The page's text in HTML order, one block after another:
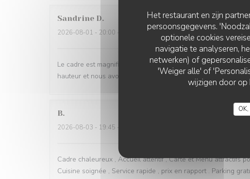
Het restaurant en zijn
persoonsgegevens.
optionele cookies
navigatie te analyseren,
netwerken) of
'Weiger alle' of
wijzigen door op
Sandrine D
2026-08-01 - 20:00 - Gasten 5
Le cadre est magnifique, dehors comme à l'intérieur et le
hauteur et nous avons eu des changement de plats de la
B
2026-08-03 - 19:45 - Gasten 2
Cadre chaleureux , Accueil attentif , Carte et Menu attractifs
Cuisine soignée , Service rapide , prix en rapport . Parking